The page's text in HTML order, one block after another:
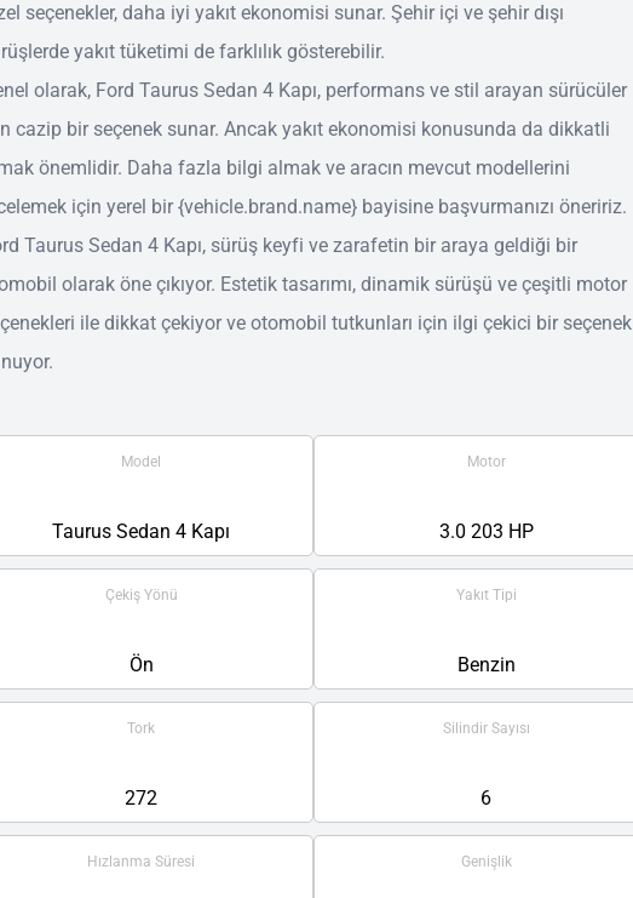
seçenekler, daha iyi yakıt ekonomisi sunar. Şehir içi ve şehir dışı
yakıt tüketimi de farklılık gösterebilir.
olarak, Ford Taurus Sedan 4 Kapı, performans ve stil arayan sürücüler
cazip bir seçenek sunar. Ancak yakıt ekonomisi konusunda da dikkatli
önemlidir. Daha fazla bilgi almak ve aracın mevcut modellerini
için yerel bir {vehicle.brand.name} bayisine başvurmanızı öneririz.
Taurus Sedan 4 Kapı, sürüş keyfi ve zarafetin bir araya geldiği bir
olarak öne çıkıyor. Estetik tasarımı, dinamik sürüşü ve çeşitli motor
ile dikkat çekiyor ve otomobil tutkunları için ilgi çekici bir seçenek
Model
Taurus Sedan 4 Kapı
Motor
3.0 203 HP
Çekiş Yönü
Ön
Yakıt Tipi
Benzin
Tork
272
Silindir Sayısı
6
Hızlanma Süresi Genişlik